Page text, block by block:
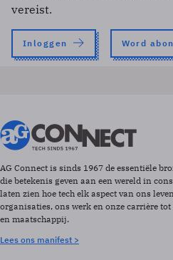
vereist.
Inloggen Word
AG Connect is sinds 1967 de essentiële
die betekenis geven aan een wereld in
laten zien hoe tech elk aspect van ons
organisaties, ons werk en onze carrière
en maatschappij.
Lees ons manifest >